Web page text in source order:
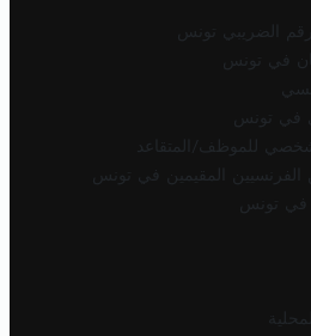
الضريبي تونس
في تونس
في تونس
للموظف/المتقاعد
الفرنسيين المقيمين في تونس
في تونس